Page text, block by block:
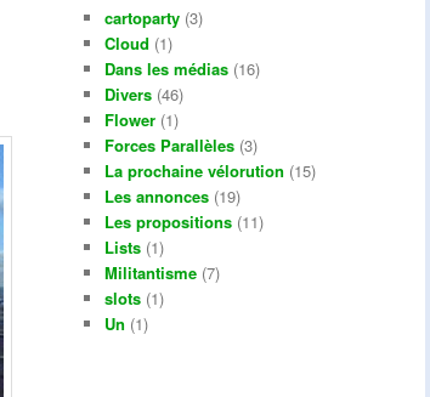
cartoparty (3)
Cloud (1)
Dans les médias (16)
Divers (46)
Flower (1)
Forces Parallèles (3)
La prochaine vélorution (15)
Les annonces (19)
Les propositions (11)
Lists (1)
Militantisme (7)
slots (1)
Un (1)